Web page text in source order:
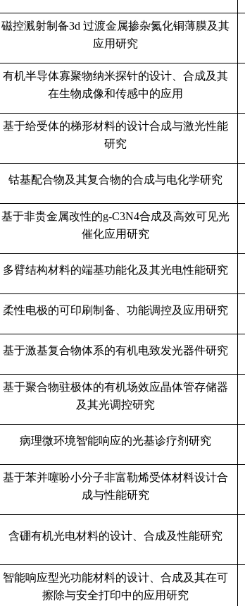
磁控溅射制备3d 过渡金属掺杂氮化铜薄膜及其
应用研究
有机半导体寡聚物纳米探针的设计、合成及其
在生物成像和传感中的应用
基于给受体的梯形材料的设计合成与激光性能
研究
钴基配合物及其复合物的合成与电化学研究
基于非贵金属改性的g-C3N4合成及高效可见光
催化应用研究
多臂结构材料的端基功能化及其光电性能研究
柔性电极的可印刷制备、功能调控及应用研究
基于激基复合物体系的有机电致发光器件研究
基于聚合物驻极体的有机场效应晶体管存储器
及其光调控研究
病理微环境智能响应的光基诊疗剂研究
基于苯并噻吩小分子非富勒烯受体材料设计合
成与性能研究
含硼有机光电材料的设计、合成及性能研究
智能响应型光功能材料的设计、合成及其在可
擦除与安全打印中的应用研究